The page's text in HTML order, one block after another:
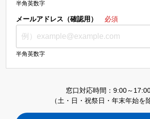
半角英数字
メールアドレス（確認用） 必須
半角英数字
窓口対応時間：9:00～
（土・日・祝祭日・年末年始を